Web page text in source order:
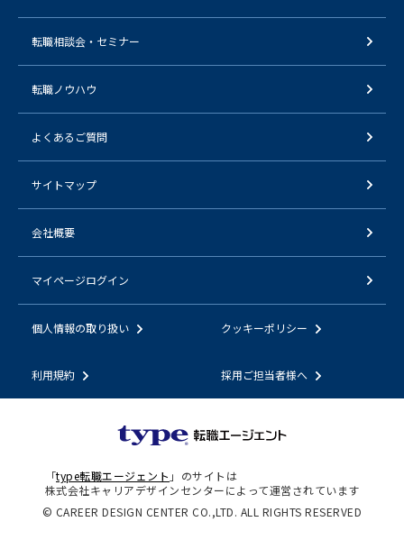
転職相談会・セミナー
転職ノウハウ
よくあるご質問
サイトマップ
会社概要
マイページログイン
個人情報の取り扱い クッキーポリシー
利用規約 採用ご担当者様へ
「type転職エージェント 」のサイトは
株式会社キャリアデザインセンターによって運営されています
© CAREER DESIGN CENTER CO.,LTD. ALL RIGHTS RESERVED